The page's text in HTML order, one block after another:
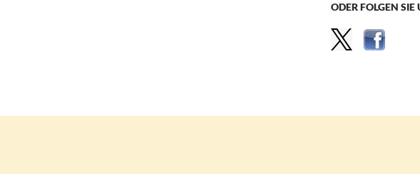
ODER FOLGEN SIE